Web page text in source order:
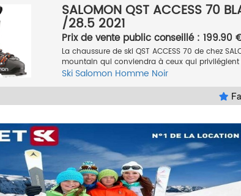
SALOMON QST ACCESS 70
/28.5 2021
Prix de vente public conseillé : 199.90
La chaussure de ski QST ACCESS 70 de chez
mountain qui conviendra à ceux qui
Ski Salomon Homme Noir